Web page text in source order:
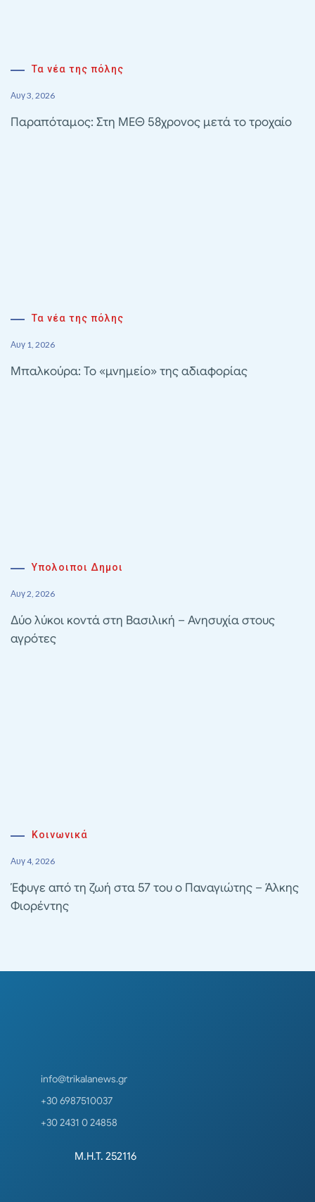
Τα νέα της πόλης
Αυγ 3, 2026
Παραπόταμος: Στη ΜΕΘ 58χρονος μετά το τροχαίο
Τα νέα της πόλης
Αυγ 1, 2026
Μπαλκούρα: Το «μνημείο» της αδιαφορίας
Υπολοιποι Δημοι
Αυγ 2, 2026
Δύο λύκοι κοντά στη Βασιλική – Ανησυχία στους
αγρότες
Κοινωνικά
Αυγ 4, 2026
Έφυγε από τη ζωή στα 57 του ο Παναγιώτης – Άλκης
Φιορέντης
info@trikalanews.gr
+30 6987510037
+30 2431 0 24858
Μ.Η.Τ. 252116